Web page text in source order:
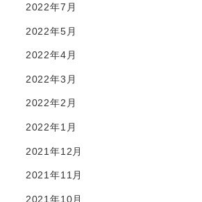
2022年7月
2022年5月
2022年4月
2022年3月
2022年2月
2022年1月
2021年12月
2021年11月
2021年10月